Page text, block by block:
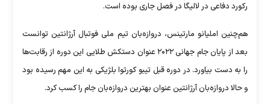
رکورد دفاعی در لالیگا در فصل جاری بوده است.
هم‌چنین املیانو مارتینس، دروازه‌بان تیم ملی فوتبال آرژانتین توانست
بعد از پایان جام جهانی ۲۰۲۲ عنوان دستکش طلایی این دوره از رقابت‌ها
را به دست بیاورد. در دوره قبل تیبو کورتوا بلژیکی به این مهم رسیده بود
و حالا دروازه‌بان آرژانتین عنوان بهترین دروازه‌بان جام را کسب کرد.